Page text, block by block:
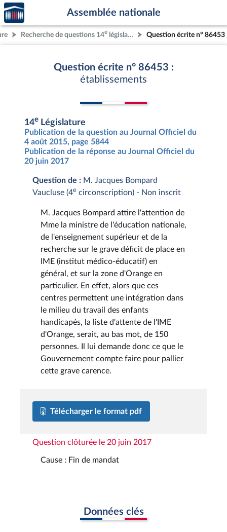
Aller au contenu
Aller en bas de la page
Accèder
à la
page
d'accueil
Assemblée nationale
Recherche de questions 14e législature Question écrite n° 86453
Question écrite n° 86453 :
établissements
14e Législature
Publication de la question au Journal Officiel du
4 août 2015, page 5844
Publication de la réponse au Journal Officiel du
20 juin 2017
Question de : M. Jacques Bompard
Vaucluse (4e circonscription) - Non inscrit
M. Jacques Bompard attire l'attention de
Mme la ministre de l'éducation nationale,
de l'enseignement supérieur et de la
recherche sur le grave déficit de place en
IME (institut médico-éducatif) en
général, et sur la zone d'Orange en
particulier. En effet, alors que ces
centres permettent une intégration dans
le milieu du travail des enfants
handicapés, la liste d'attente de l'IME
d'Orange, serait, au bas mot, de 150
personnes. Il lui demande donc ce que le
Gouvernement compte faire pour pallier
cette grave carence.
Télécharger le format pdf
Question clôturée le 20 juin 2017
Cause : Fin de mandat
Données clés